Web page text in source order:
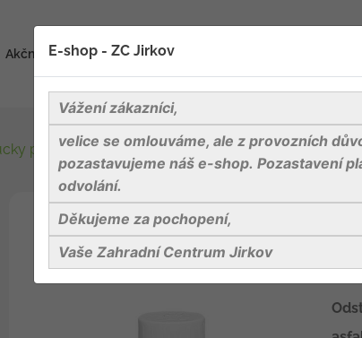
Akční zboží Blog Kontakty
pro úklid HG odstraňovač nálepek
E-shop - ZC Jirkov
Vážení zákazníci,
velice se omlouváme, ale z provozních
pozastavujeme náš e-shop. Pozastavení
odvolání.
Děkujeme za pochopení,
Vaše Zahradní Centrum Jirkov